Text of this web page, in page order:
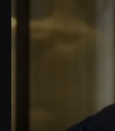
Une
Une